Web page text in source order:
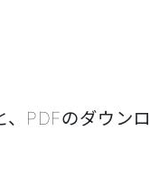
PDFのダウン